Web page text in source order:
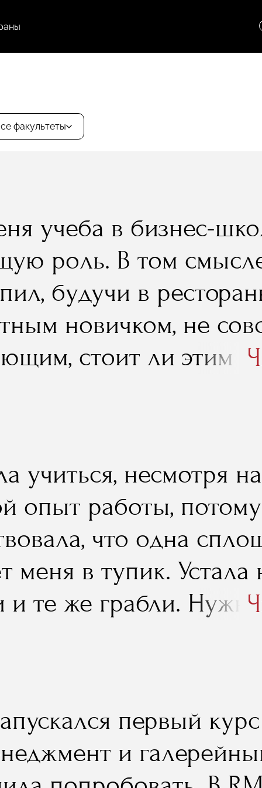
факультеты
учеба в бизнес-
роль. В том
будучи в
новичком, не
стоит ли этим
именно в этом
это дело и будет
учиться, несмотря
опыт работы,
что одна
меня в тупик. Устала
и те же грабли.
ту самую
которой мне не
первый
и